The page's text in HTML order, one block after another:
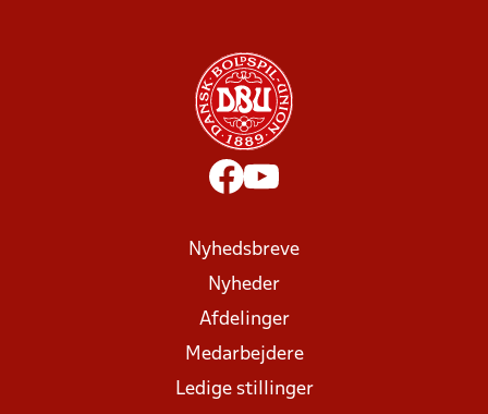
Nyhedsbreve
Nyheder
Afdelinger
Medarbejdere
Ledige stillinger